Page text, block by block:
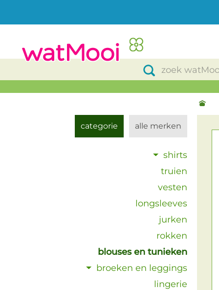
categorie
shirts
truien
vesten
longsleeves
jurken
rokken
blouses en tunieken
broeken en leggings
lingerie
alle merken